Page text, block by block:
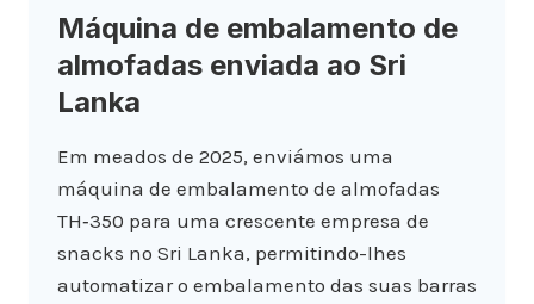
Máquina de embalamento de
almofadas enviada ao Sri
Lanka
Em meados de 2025, enviámos uma
máquina de embalamento de almofadas
TH‑350 para uma crescente empresa de
snacks no Sri Lanka, permitindo-lhes
automatizar o embalamento das suas barras